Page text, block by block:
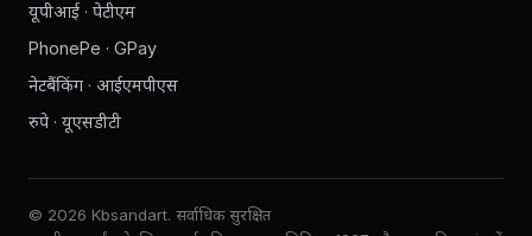
यूपीआई · पेटीएम
PhonePe · GPay
नेटबैंकिंग · आईएमपीएस
रुपे · यूएसडीटी
© 2026 Kbsandart. सर्वाधिक सुरक्षित